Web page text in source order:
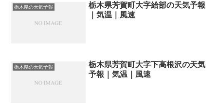
栃木県の天気予報
栃木県芳賀町大字給部の天気予報
｜気温｜風速
栃木県の天気予報
栃木県芳賀町大字下高根沢の天気
予報｜気温｜風速